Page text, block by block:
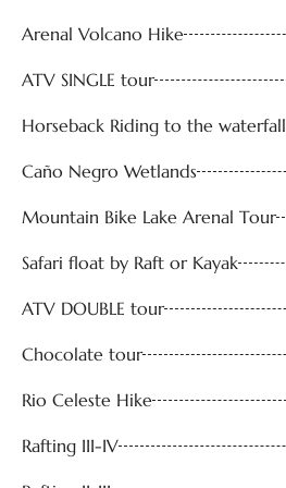
Arenal Volcano Hike
ATV SINGLE tour
Horseback Riding to the waterfall
Caño Negro Wetlands
Mountain Bike Lake Arenal Tour
Safari float by Raft or Kayak
ATV DOUBLE tour
Chocolate tour
Rio Celeste Hike
Rafting III-IV